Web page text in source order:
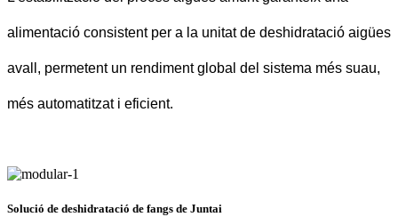
alimentació consistent per a la unitat de deshidratació aigües
avall, permetent un rendiment global del sistema més suau,
més automatitzat i eficient.
Solució de deshidratació de fangs de Juntai